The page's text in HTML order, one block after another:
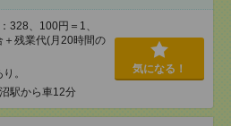
328、100円＝1、
残業代(月20時間の
。
駅から車12分
気になる！